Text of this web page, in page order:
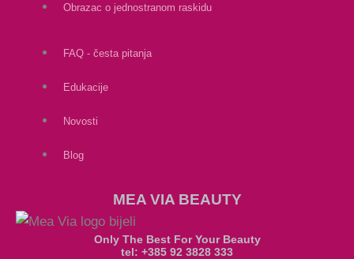
Obrazac o jednostranom raskidu
FAQ - česta pitanja
Edukacije
Novosti
Blog
MEA VIA BEAUTY
Only The Best For Your Beauty
tel: +385 92 3828 333